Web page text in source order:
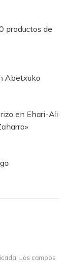
productos de
Abetxuko
en Ehari-Ali
Los campos